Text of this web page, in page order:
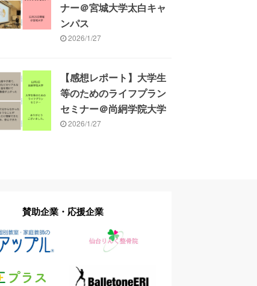
ナー＠宮城大学太白キャ
ンパス
2026/1/27
【感想レポート】大学生
等のためのライフプラン
セミナー＠尚絅学院大学
2026/1/27
賛助企業・応援企業